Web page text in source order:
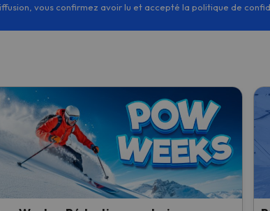
vous confirmez avoir lu et accepté la politique de